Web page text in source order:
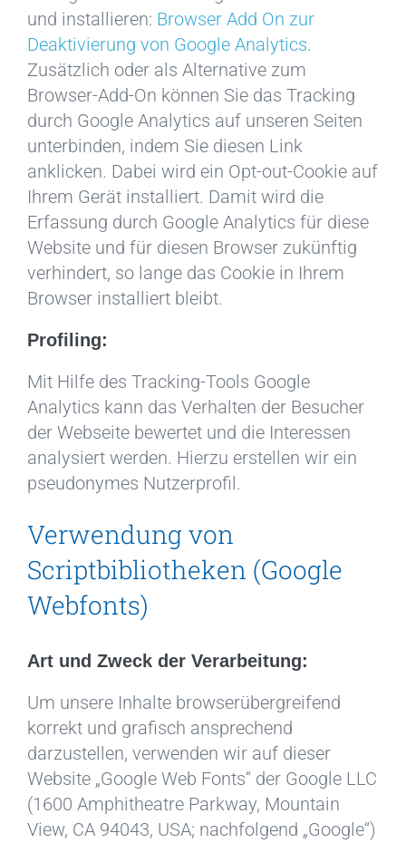
und installieren: Browser Add On zur
Deaktivierung von Google Analytics.
Zusätzlich oder als Alternative zum
Browser-Add-On können Sie das Tracking
durch Google Analytics auf unseren Seiten
unterbinden, indem Sie diesen Link
anklicken. Dabei wird ein Opt-out-Cookie auf
Ihrem Gerät installiert. Damit wird die
Erfassung durch Google Analytics für diese
Website und für diesen Browser zukünftig
verhindert, so lange das Cookie in Ihrem
Browser installiert bleibt.
Profiling:
Mit Hilfe des Tracking-Tools Google
Analytics kann das Verhalten der Besucher
der Webseite bewertet und die Interessen
analysiert werden. Hierzu erstellen wir ein
pseudonymes Nutzerprofil.
Verwendung von
Scriptbibliotheken (Google
Webfonts)
Art und Zweck der Verarbeitung:
Um unsere Inhalte browserübergreifend
korrekt und grafisch ansprechend
darzustellen, verwenden wir auf dieser
Website „Google Web Fonts“ der Google LLC
(1600 Amphitheatre Parkway, Mountain
View, CA 94043, USA; nachfolgend „Google“)